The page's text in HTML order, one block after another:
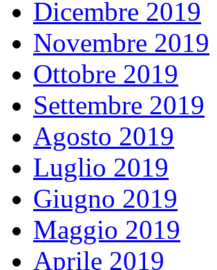
Dicembre 2019
Novembre 2019
Ottobre 2019
Settembre 2019
Agosto 2019
Luglio 2019
Giugno 2019
Maggio 2019
Aprile 2019